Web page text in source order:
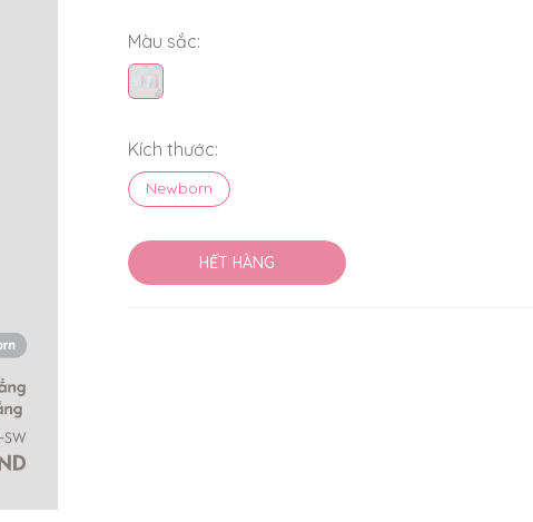
Màu sắc:
Kích thước:
Newborn
HẾT HÀNG